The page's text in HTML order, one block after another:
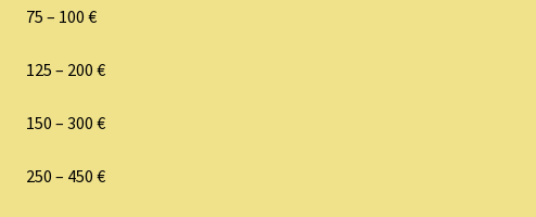
75 – 100 €
125 – 200 €
150 – 300 €
250 – 450 €